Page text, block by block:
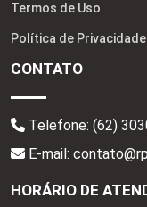
Termos de Uso
Política de Privacidade
CONTATO
Telefone: (62)
E-mail:
HORÁRIO DE